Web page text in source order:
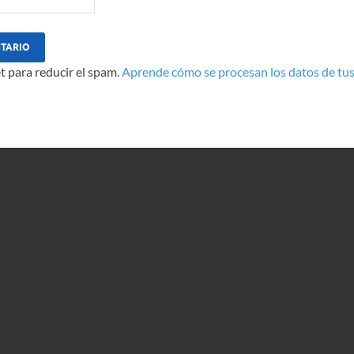
para reducir el spam.Aprende cómo se procesan los datos de